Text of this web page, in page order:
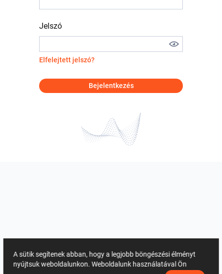
Jelszó
Elfelejtett jelszó?
Bejelentkezés
A sütik segítenek abban, hogy a legjobb böngészési élményt
nyújtsuk weboldalunkon. Weboldalunk használatával Ön